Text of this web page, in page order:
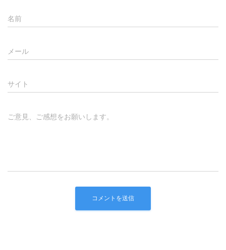
名前
メール
サイト
ご意見、ご感想をお願いします。